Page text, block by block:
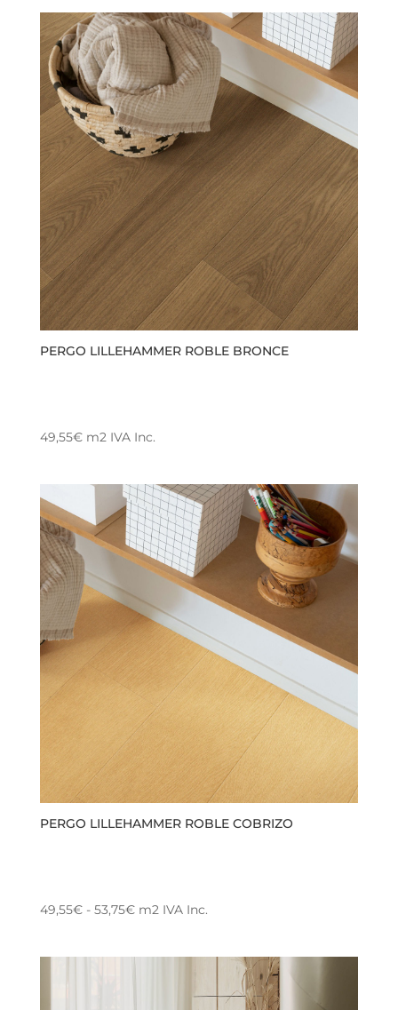
desde
49,55€
hasta
53,75€
tiene
múltiples
variantes.
Las
opciones
pueden
elegir
en
página
de
producto
PERGO LILLEHAMMER ROBLE BRONCE
49,55€m2 IVA Inc.
PERGO LILLEHAMMER ROBLE COBRIZO
49,55€ - 53,75€Rango
m2 IVA Inc.